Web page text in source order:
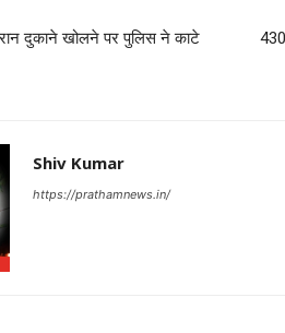
दुकाने खोलने पर पुलिस ने काटे
Shiv Kumar
https://prathamnews.in/